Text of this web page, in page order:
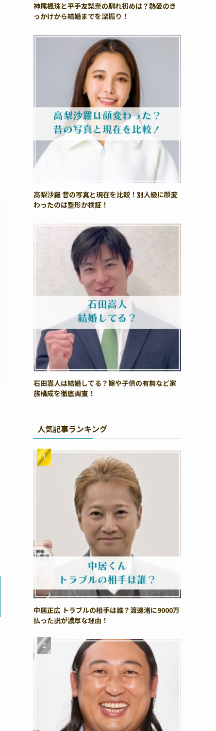
神尾楓珠と平手友梨奈の馴れ初めは？熱愛のき
っかけから結婚までを深掘り！
高梨沙羅 昔の写真と現在を比較！別人級に顔変
わったのは整形か検証！
石田嵩人は結婚してる？嫁や子供の有無など家
族構成を徹底調査！
人気記事ランキング
中居正広 トラブルの相手は誰？渡邊渚に9000万
払った説が濃厚な理由！